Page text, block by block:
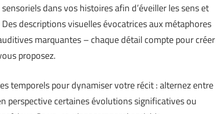
dans vos histoires afin d’éveiller les sens et
descriptions visuelles évocatrices aux métaphores
marquantes – chaque détail compte pour créer
proposez.
temporels pour dynamiser votre récit : alternez entre
perspective certaines évolutions significatives ou